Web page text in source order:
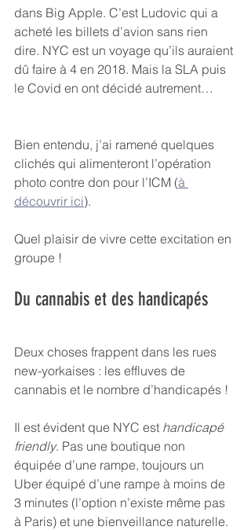
dans Big Apple. C’est Ludovic qui a
acheté les billets d’avion sans rien
dire. NYC est un voyage qu’ils auraient
dû faire à 4 en 2018. Mais la SLA puis
le Covid en ont décidé autrement…
Bien entendu, j’ai ramené quelques
clichés qui alimenteront l’opération
photo contre don pour l’ICM (à
découvrir ici).
Quel plaisir de vivre cette excitation en
groupe !
Du cannabis et des handicapés
Deux choses frappent dans les rues
new-yorkaises : les effluves de
cannabis et le nombre d’handicapés !
Il est évident que NYC est handicapé
friendly. Pas une boutique non
équipée d’une rampe, toujours un
Uber équipé d’une rampe à moins de
3 minutes (l’option n’existe même pas
à Paris) et une bienveillance naturelle.